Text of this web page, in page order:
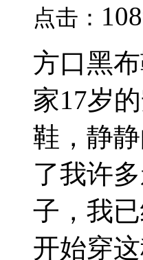
点击：
方口黑
家17岁
鞋，静
了我许
子，我
开始穿